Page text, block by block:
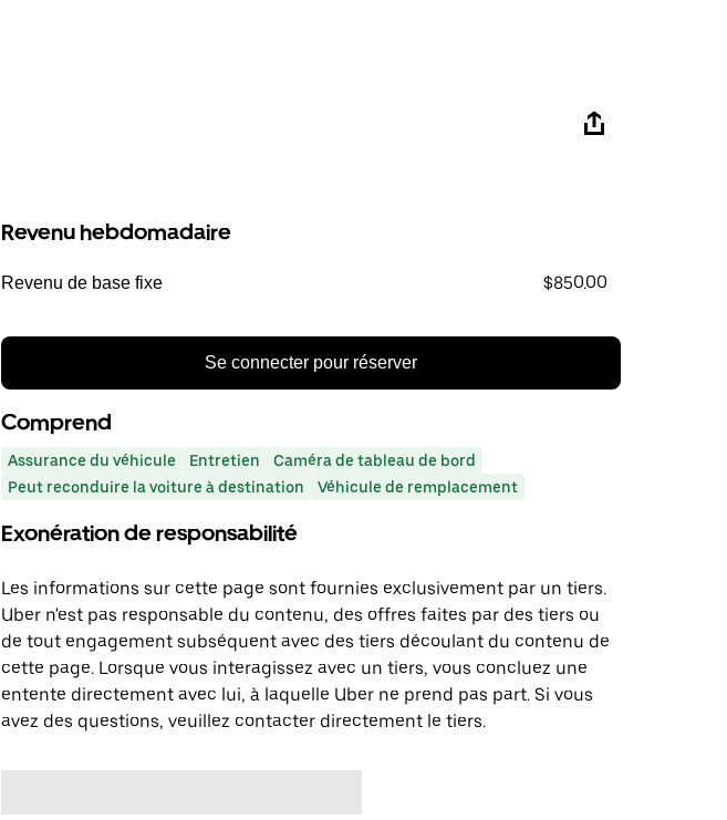
Revenu hebdomadaire
Revenu de base fixe $850.00
Se connecter pour réserver
Comprend
Assurance du véhicule Entretien
Caméra de tableau de bord
Peut reconduire la voiture à destination
Véhicule de remplacement
Exonération de responsabilité
Les informations sur cette page sont fournies exclusivement par un tiers.
Uber n'est pas responsable du contenu, des offres faites par des tiers ou
de tout engagement subséquent avec des tiers découlant du contenu de
cette page. Lorsque vous interagissez avec un tiers, vous concluez une
entente directement avec lui, à laquelle Uber ne prend pas part. Si vous
avez des questions, veuillez contacter directement le tiers.